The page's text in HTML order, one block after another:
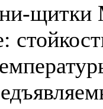
щитки